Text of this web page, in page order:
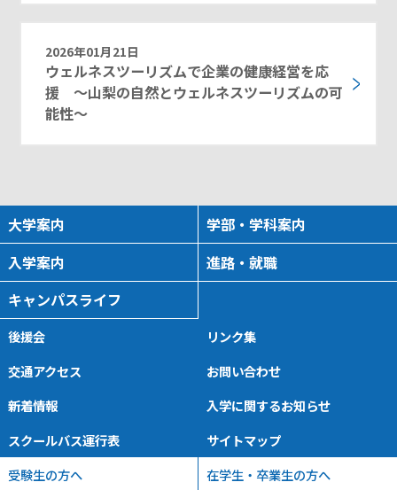
2026年01月21日
ウェルネスツーリズムで企業の健康経営を応
援 ～山梨の自然とウェルネスツーリズムの可
能性～
大学案内
学部・学科案内
入学案内
進路・就職
キャンパスライフ
後援会
リンク集
交通アクセス
お問い合わせ
新着情報
入学に関するお知らせ
スクールバス運行表
サイトマップ
受験生の方へ
在学生・卒業生の方へ